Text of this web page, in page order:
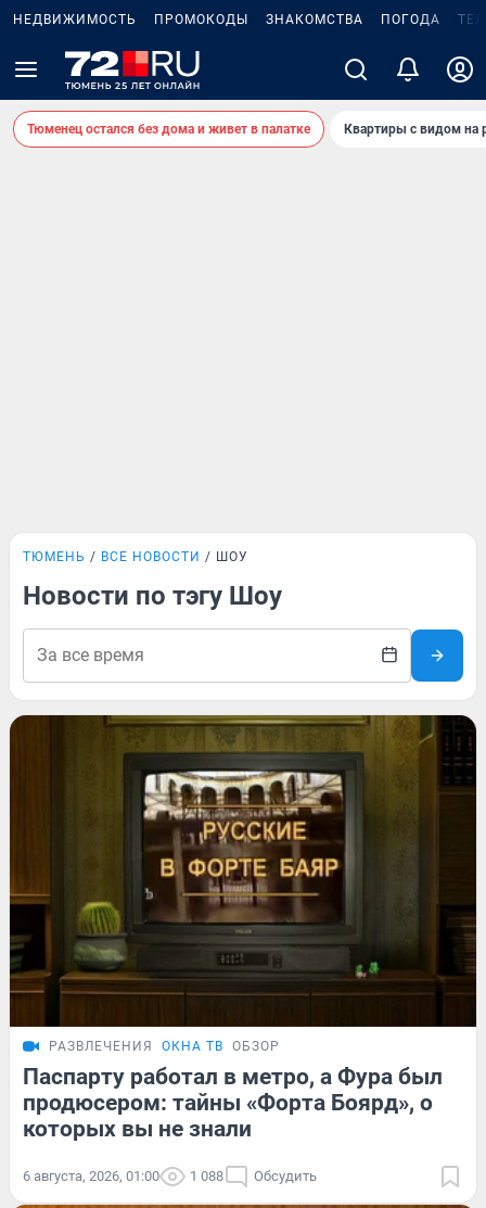
НЕДВИЖИМОСТЬ ПРОМОКОДЫ ЗНАКОМСТВА ПОГОДА
Тюменец остался без дома и живет в палатке Квартиры с видом на
ТЮМЕНЬ ВСЕ НОВОСТИ ШОУ
Новости по тэгу Шоу
РАЗВЛЕЧЕНИЯ ОКНА ТВ ОБЗОР
Паспарту работал в метро, а Фура был
продюсером: тайны «Форта Боярд», о
которых вы не знали
6 августа, 2026, 01:00 1 088 Обсудить